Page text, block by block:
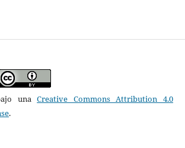
unaCreative Commons Attribution 4.0
.